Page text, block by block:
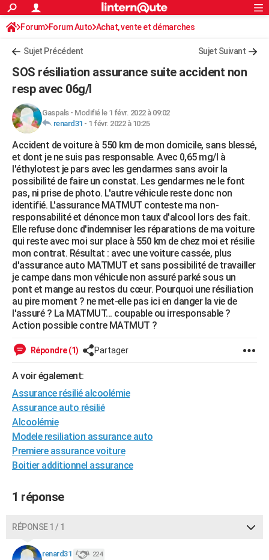
ACTUALITÉS
Politique
Société
Faits Divers
Education
Monde
Villes
+
FINANCE
Retraite
Impôts
Epargne
Immobilier
Risques naturels par ville
Banque
Assurance
Crédit
AUTO
Essais
Réserver un essai
Citadines
Berlines
SUV
Forum auto
HIGH-TECH
Mobiles
Meilleur smartphone
Internet
Ordinateurs
Jeux vidéo
Guide high-tech
+BRICOLAGE
Forum
Aménagement intérieur
Extérieur
Cuisine
Salle de bains
Jardinage
Rangement
WEEK-END
Guides de France
Escapades
Patrimoine
Expositions
Musées
Week-end nature
+LIFESTYLE
Art de vivre
Bien-être
Loisirs
Mode
Modes de vie
SANTE
Alimentation
Guide de la santé
Maladies
Médicaments
Sommeil
VOYAGE
Destinations
City break
Voyage nature
Voyage de noces
Forum
Climat
+PHOTO
GUIDES D'ACHAT
BONS PLANS
CARTE DE VOEUX
Carte de Noël
Carte Bonne année
Carte Saint-Valentin
Carte Pâques
Carte d'anniversaire
DICTIONNAIRE
Dictionnaire
Biographies
Citations
Expressions
Proverbes
PROGRAMME TV
COPAINS D'AVANT
S'inscrire
Se connecter
Lycées
Collèges
Primaires
Universités
Entreprises
Service militaire
Avis de recherche
AVIS DE DÉCÈS
Bricolage
Lifestyle
Culture
Sport
Auto
Television
Voyage
Cinema
S'inscrire
Connexion
Forum Forum Auto Achat, vente et démarches
Démarches administratives
Sujet Précédent Sujet Suivant
SOS résiliation assurance suite accident non
resp avec 06g/l
Gaspals- Modifié le 1 févr. 2022 à 09:02
renard31 - 1 févr. 2022 à 10:25
Accident de voiture à 550 km de mon domicile, sans blessé,
et dont je ne suis pas responsable. Avec 0,65 mg/l à
l'éthylotest je pars avec les gendarmes sans avoir la
possibilité de faire un constat. Les gendarmes ne le font
pas, ni prise de photo. L'autre véhicule reste donc non
identifié. L'assurance MATMUT conteste ma non-
responsabilité et dénonce mon taux d'alcool lors des fait.
Elle refuse donc d'indemniser les réparations de ma voiture
qui reste avec moi sur place à 550 km de chez moi et résilie
mon contrat. Résultat : avec une voiture cassée, plus
d'assurance auto MATMUT et sans possibilité de travailler
je campe dans mon véhicule non assuré parké sous un
pont et mange au restos du cœur. Pourquoi une résiliation
au pire moment ? ne met-elle pas ici en danger la vie de
l'assuré ? La MATMUT... coupable ou irresponsable ?
Action possible contre MATMUT ?
Répondre (1) Partager
A voir également:
Assurance résilié alcoolémie
Assurance auto résilié
Alcoolémie
Modele resiliation assurance auto
Premiere assurance voiture
Boitier additionnel assurance
1 réponse
RÉPONSE 1 / 1
renard31 224